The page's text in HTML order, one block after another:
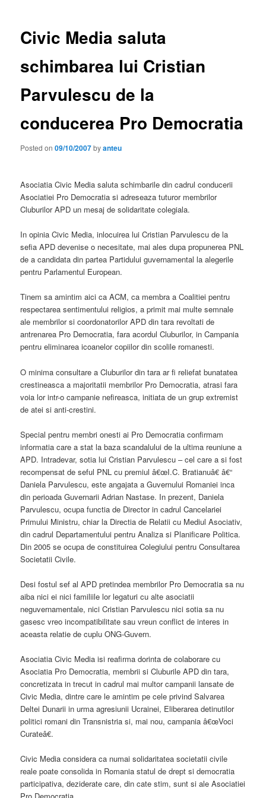
Civic Media saluta
schimbarea lui Cristian
Parvulescu de la
conducerea Pro Democratia
Posted on09/10/2007byanteu
Asociatia Civic Media saluta schimbarile din cadrul conducerii
Asociatiei Pro Democratia si adreseaza tuturor membrilor
Cluburilor APD un mesaj de solidaritate colegiala.
In opinia Civic Media, inlocuirea lui Cristian Parvulescu de la
sefia APD devenise o necesitate, mai ales dupa propunerea PNL
de a candidata din partea Partidului guvernamental la alegerile
pentru Parlamentul European.
Tinem sa amintim aici ca ACM, ca membra a Coalitiei pentru
respectarea sentimentului religios, a primit mai multe semnale
ale membrilor si coordonatorilor APD din tara revoltati de
antrenarea Pro Democratia, fara acordul Cluburilor, in Campania
pentru eliminarea icoanelor copiilor din scolile romanesti.
O minima consultare a Cluburilor din tara ar fi reliefat bunatatea
crestineasca a majoritatii membrilor Pro Democratia, atrasi fara
voia lor intr-o campanie nefireasca, initiata de un grup extremist
de atei si anti-crestini.
Special pentru membri onesti ai Pro Democratia confirmam
informatia care a stat la baza scandalului de la ultima reuniune a
APD. Intradevar, sotia lui Cristian Parvulescu – cel care a si fost
recompensat de seful PNL cu premiul â€œI.C. Bratianuâ€ â€“
Daniela Parvulescu, este angajata a Guvernului Romaniei inca
din perioada Guvernarii Adrian Nastase. In prezent, Daniela
Parvulescu, ocupa functia de Director in cadrul Cancelariei
Primului Ministru, chiar la Directia de Relatii cu Mediul Asociativ,
din cadrul Departamentului pentru Analiza si Planificare Politica.
Din 2005 se ocupa de constituirea Colegiului pentru Consultarea
Societatii Civile.
Desi fostul sef al APD pretindea membrilor Pro Democratia sa nu
aiba nici ei nici familiile lor legaturi cu alte asociatii
neguvernamentale, nici Cristian Parvulescu nici sotia sa nu
gasesc vreo incompatibilitate sau vreun conflict de interes in
aceasta relatie de cuplu ONG-Guvern.
Asociatia Civic Media isi reafirma dorinta de colaborare cu
Asociatia Pro Democratia, membrii si Cluburile APD din tara,
concretizata in trecut in cadrul mai multor campanii lansate de
Civic Media, dintre care le amintim pe cele privind Salvarea
Deltei Dunarii in urma agresiunii Ucrainei, Eliberarea detinutilor
politici romani din Transnistria si, mai nou, campania â€œVoci
Curateâ€.
Civic Media considera ca numai solidaritatea societatii civile
reale poate consolida in Romania statul de drept si democratia
participativa, deziderate care, din cate stim, sunt si ale Asociatiei